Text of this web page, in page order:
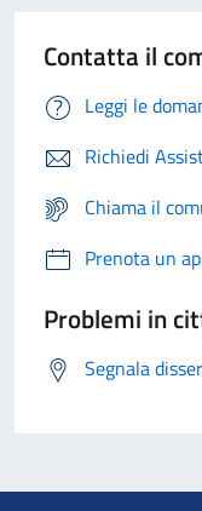
Contatta il
Leggi le
Richiedi
Chiama il
Prenota un
Problemi in
Segnala